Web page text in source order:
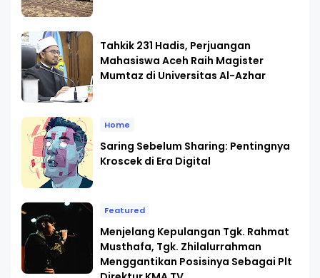
Tahkik 231 Hadis, Perjuangan
Mahasiswa Aceh Raih Magister
Mumtaz di Universitas Al-Azhar
Home
Saring Sebelum Sharing: Pentingnya
Kroscek di Era Digital
Featured
Menjelang Kepulangan Tgk. Rahmat
Musthafa, Tgk. Zhilalurrahman
Menggantikan Posisinya Sebagai Plt